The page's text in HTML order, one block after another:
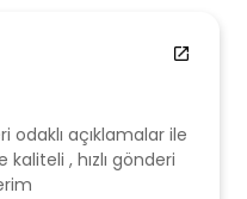
odaklı açıklamalar ile
, hızlı gönderi